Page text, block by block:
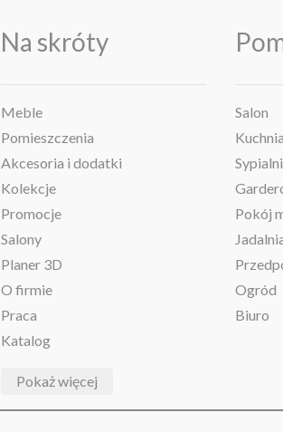
Na skróty
Meble
Pomieszczenia
Akcesoria i dodatki
Kolekcje
Promocje
Salony
Planer 3D
O firmie
Praca
Katalog
Pokaż więcej
Salon
Kuchnia
Pokój
Ogród
Biuro